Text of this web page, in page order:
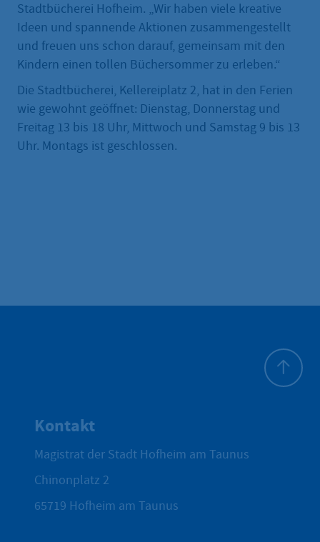
Stadtbücherei Hofheim. „Wir haben viele kreative
Ideen und spannende Aktionen zusammengestellt
und freuen uns schon darauf, gemeinsam mit den
Kindern einen tollen Büchersommer zu erleben.“
Die Stadtbücherei, Kellereiplatz 2, hat in den Ferien
wie gewohnt geöffnet: Dienstag, Donnerstag und
Freitag 13 bis 18 Uhr, Mittwoch und Samstag 9 bis 13
Uhr. Montags ist geschlossen.
Kontakt
Magistrat der Stadt Hofheim am Taunus
Chinonplatz 2
65719 Hofheim am Taunus